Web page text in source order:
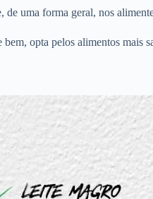
de uma forma geral, nos
bem, opta pelos alimentos mais